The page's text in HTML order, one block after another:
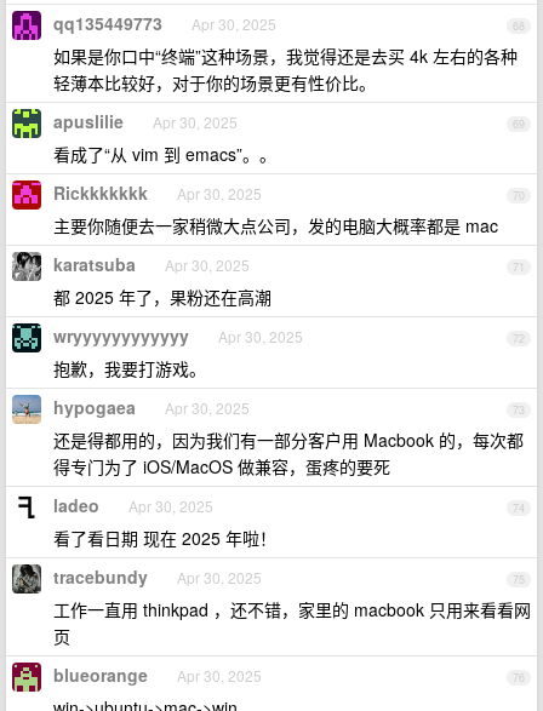
68
qq135449773 Apr 30, 2025
如果是你口中“终端”这种场景，我觉得还是去买 4k 左右的各种
轻薄本比较好，对于你的场景更有性价比。
69
apuslilie Apr 30, 2025
看成了“从 vim 到 emacs”。。
70
Rickkkkkkk Apr 30, 2025
主要你随便去一家稍微大点公司，发的电脑大概率都是 mac
71
karatsuba Apr 30, 2025
都 2025 年了，果粉还在高潮
72
wryyyyyyyyyyyy Apr 30, 2025
抱歉，我要打游戏。
73
hypogaea Apr 30, 2025
还是得都用的，因为我们有一部分客户用 Macbook 的，每次都
得专门为了 iOS/MacOS 做兼容，蛋疼的要死
74
ladeo Apr 30, 2025
看了看日期 现在 2025 年啦！
75
tracebundy Apr 30, 2025
工作一直用 thinkpad ，还不错，家里的 macbook 只用来看看网
页
76
blueorange Apr 30, 2025